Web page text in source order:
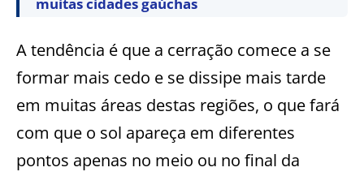
A tendência é que a cerração comece a se
formar mais cedo e se dissipe mais tarde
em muitas áreas destas regiões, o que fará
com que o sol apareça em diferentes
pontos apenas no meio ou no final da